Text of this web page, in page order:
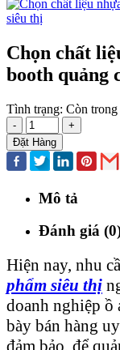
Chọn chất
booth quảng
Tình trạng: Còn
-
+
Đặt Hàng
Mô tả
Đánh giá
Hiện nay, nhu
phẩm siêu thị
doanh nghiệp
bày bán hàng
đảm bảo, để